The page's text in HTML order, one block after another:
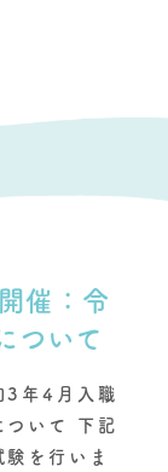
催：令
ついて
3年4月入職
ついて 下記
験を行いま